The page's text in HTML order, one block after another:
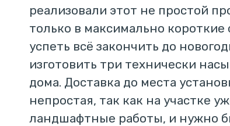
реализовали этот не простой
только в максимально
успеть всё закончить до
изготовить три технически
дома. Доставка до места
непростая, так как на участке
ландшафтные работы, и нужно